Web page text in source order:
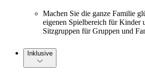
Machen Sie die ganze Familie
eigenen Spielbereich für Kinder
Sitzgruppen für Gruppen und
Inklusive